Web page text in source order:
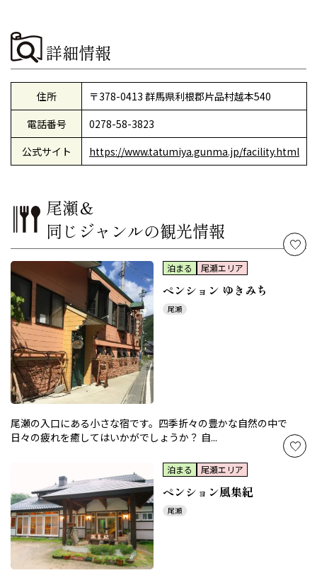
詳細情報
住所
〒378-0413 群馬県利根郡片品村越本540
電話番号
0278-58-3823
公式サイト
https://www.tatumiya.gunma.jp/facility.html
尾瀬＆
同じジャンルの観光情報
泊まる 尾瀬エリア
ペンション ゆきみち
尾瀬
尾瀬の入口にある小さな宿です。四季折々の豊かな自然の中で
日々の疲れを癒してはいかがでしょうか？ 自...
泊まる 尾瀬エリア
ペンション風集紀
尾瀬